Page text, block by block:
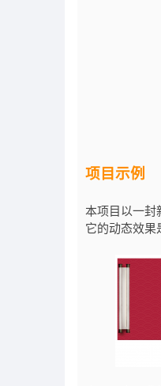
项目示例
本项目以一封
它的动态效果